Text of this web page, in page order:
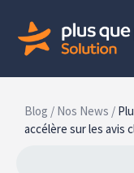
Blog / Nos News /
accélère sur les avis